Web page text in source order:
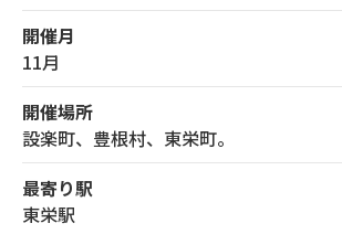
開催月
11月
開催場所
設楽町、豊根村、東栄町。
最寄り駅
東栄駅